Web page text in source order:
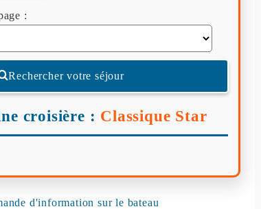
:
Rechercher votre séjour
croisière : Classique Star
d'information sur le bateau